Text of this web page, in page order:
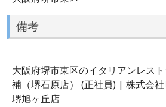
備考
大阪府堺市東区のイタリアンレス
補（堺石原店） (正社員) | 株式会
堺旭ヶ丘店